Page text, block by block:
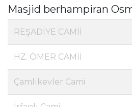
Masjid berhampiran
REŞADİYE CAMİİ
HZ. ÖMER CAMİİ
Çamlıkevler Cami